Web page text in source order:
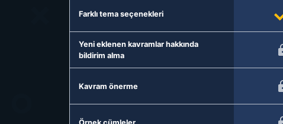
Farklı tema seçenekleri
Yeni eklenen kavramlar hakkında
bildirim alma
Kavram önerme
Örnek cümleler